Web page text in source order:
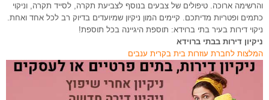
והרשימה ארוכה. טיפולים של צבעים בנוסף לצביעת תקרה, לסייד תקרה, וניקוי
כתמים ופטריות מדיתכם. קיימים המון ניקיון שמיועדים בדיוק רב לכל אחד ואחת.
ניקוי דירות בעיר בתי ברוידא: תוספת היגיינה בכל תוספת!
ניקיון דירות בבתי ברוידא
המלצות לחברת עוזרות בית בקרית ענבים